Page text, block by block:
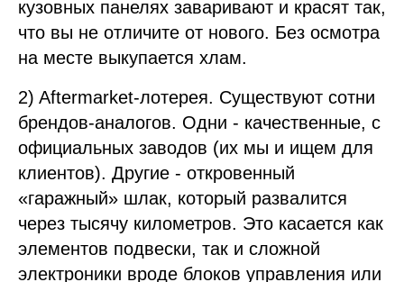
кузовных панелях заваривают и красят так,
что вы не отличите от нового. Без осмотра
на месте выкупается хлам.
2) Aftermarket-лотерея. Существуют сотни
брендов-аналогов. Одни - качественные, с
официальных заводов (их мы и ищем для
клиентов). Другие - откровенный
«гаражный» шлак, который развалится
через тысячу километров. Это касается как
элементов подвески, так и сложной
электроники вроде блоков управления или